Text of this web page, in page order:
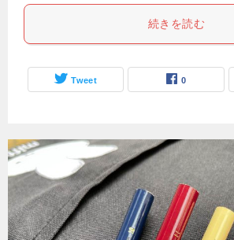
続きを読む
Tweet 0